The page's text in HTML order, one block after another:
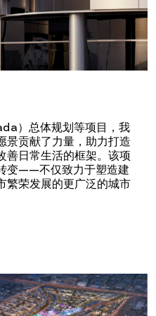
）总体规划等项目，我
景贡献了力量，助力打造
善日常生活的框架。该项
变——不仅致力于塑造建
繁荣发展的更广泛的城市